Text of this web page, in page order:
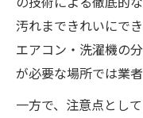
汚れまできれいにで
エアコン・洗濯機の
が必要な場所では業
一方で、注意点とし